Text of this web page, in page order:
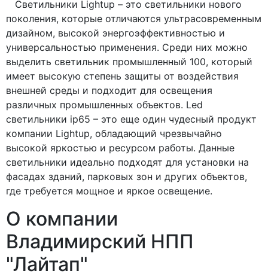
Светильники Lightup – это светильники нового
поколения, которые отличаются ультрасовременным
дизайном, высокой энергоэффективностью и
универсальностью применения. Среди них можно
выделить светильник промышленный 100, который
имеет высокую степень защиты от воздействия
внешней среды и подходит для освещения
различных промышленных объектов. Led
светильники ip65 – это еще один чудесный продукт
компании Lightup, обладающий чрезвычайно
высокой яркостью и ресурсом работы. Данные
светильники идеально подходят для установки на
фасадах зданий, парковых зон и других объектов,
где требуется мощное и яркое освещение.
О компании
Владимирский НПП
"Лайтап"